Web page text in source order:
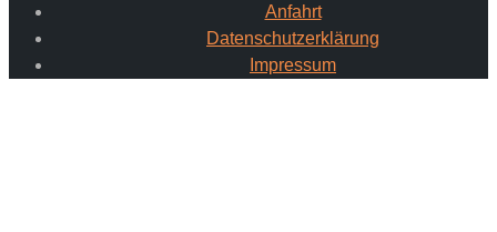
Anfahrt
Datenschutzerklärung
Impressum